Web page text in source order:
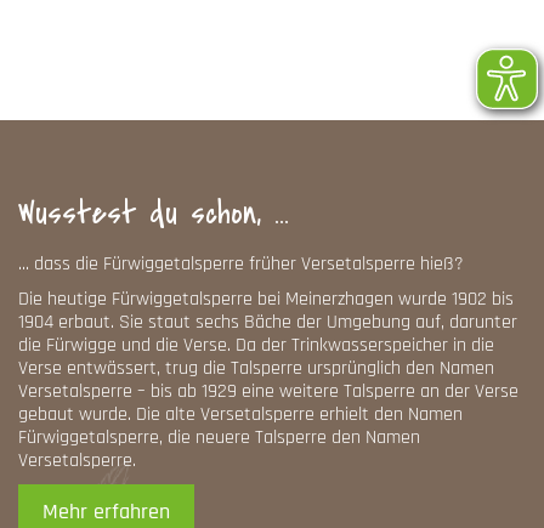
Wusstest du schon, ...
... dass die Fürwiggetalsperre früher Versetalsperre hieß?
Die heutige Fürwiggetalsperre bei Meinerzhagen wurde 1902 bis
1904 erbaut. Sie staut sechs Bäche der Umgebung auf, darunter
die Fürwigge und die Verse. Da der Trinkwasserspeicher in die
Verse entwässert, trug die Talsperre ursprünglich den Namen
Versetalsperre – bis ab 1929 eine weitere Talsperre an der Verse
gebaut wurde. Die alte Versetalsperre erhielt den Namen
Fürwiggetalsperre, die neuere Talsperre den Namen
Versetalsperre.
Mehr erfahren